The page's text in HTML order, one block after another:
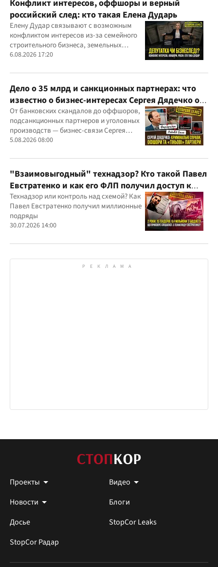
Конфликт интересов, оффшоры и верный
российский след: кто такая Елена Дударь
Елену Дудар связывают с возможным
конфликтом интересов из-за семейного
строительного бизнеса, земельных
скандалов, судебных дел
6.08.2026 17:20
Дело о 35 млрд и санкционных партнерах: что
известно о бизнес-интересах Сергея Дядечко от
"Родовид Банка" до "ФАРМАСЕЛ"
От банковских скандалов до оффшоров,
подсанкционных партнеров и уголовных
производств — бизнес-связи Сергея
Дядечко до сих пор простираются через
юрисдикций
5.08.2026 08:00
"Взаимовыгодный" технадзор? Кто такой Павел
Евстратенко и как его ФЛП получил доступ к
бюджетным миллионам?
Технадзор или контроль над схемой? Как
Павел Евстратенко получил миллионные
подряды
30.07.2026 14:00
Проекты
Видео
Новости
Блоги
Досье
StopCor Leaks
StopCor Радар